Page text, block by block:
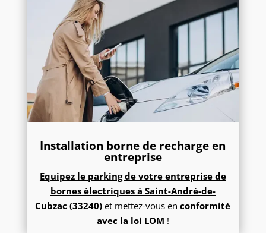
Installation borne de recharge en
entreprise
Equipez le parking de votre entreprise de
bornes électriques à Saint-André-de-
Cubzac(33240) et mettez-vous enconformité
avec la loi LOM !